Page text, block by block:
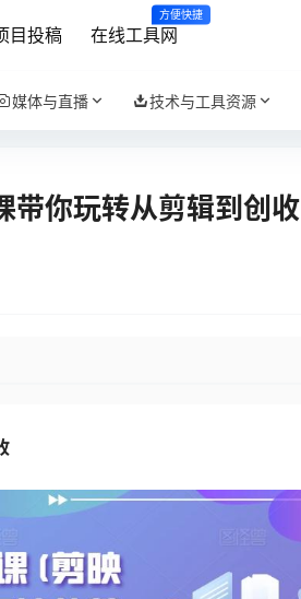
目投稿 在线工具网
方便快捷
媒体与直播 技术与工具资源
带你玩转从剪辑到创收